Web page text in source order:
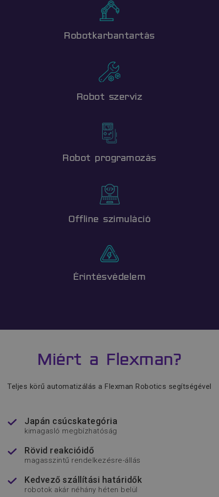
Robotkarbantartás
Robot szerviz
Robot programozás
Offline szimuláció
Érintésvédelem
Miért a Flexman?
Teljes körű automatizálás a Flexman Robotics segítségével
Japán csúcskategória
kimagasló megbízhatóság
Rövid reakcióidő
magasszintű rendelkezésre-állás
Kedvező szállítási határidők
robotok akár néhány héten belül
TELJESÍTMÉNY
BESOROLATLAN
Teljesítmény
Az elengedhetetlenül szükséges sütik
bejelentkezést és a fiókkezelést. A
weboldal nem használható megfelelően
az elengedhetetlenül szükséges sütik
soft_exit_message_displayed
_csrf-frontend